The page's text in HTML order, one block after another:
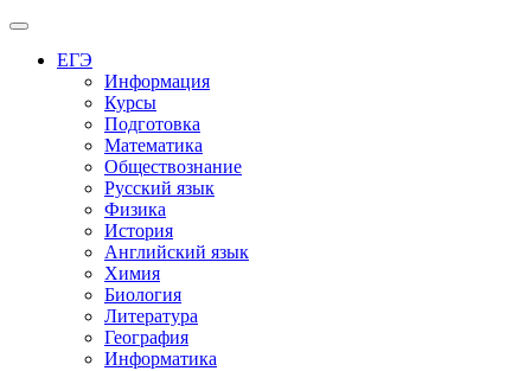
Меню
ЕГЭ
Информация
Курсы
Подготовка
Математика
Обществознание
Русский язык
Физика
История
Английский язык
Химия
Биология
Литература
География
Информатика